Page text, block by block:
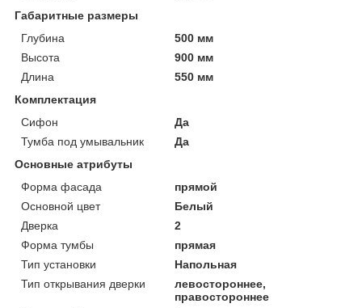
Габаритные размеры
Глубина
500 мм
Высота
900 мм
Длина
550 мм
Комплектация
Сифон
Да
Тумба под умывальник
Да
Основные атрибуты
Форма фасада
прямой
Основной цвет
Белый
Дверка
2
Форма тумбы
прямая
Тип установки
Напольная
Тип открывания дверки
левостороннее,
правостороннее